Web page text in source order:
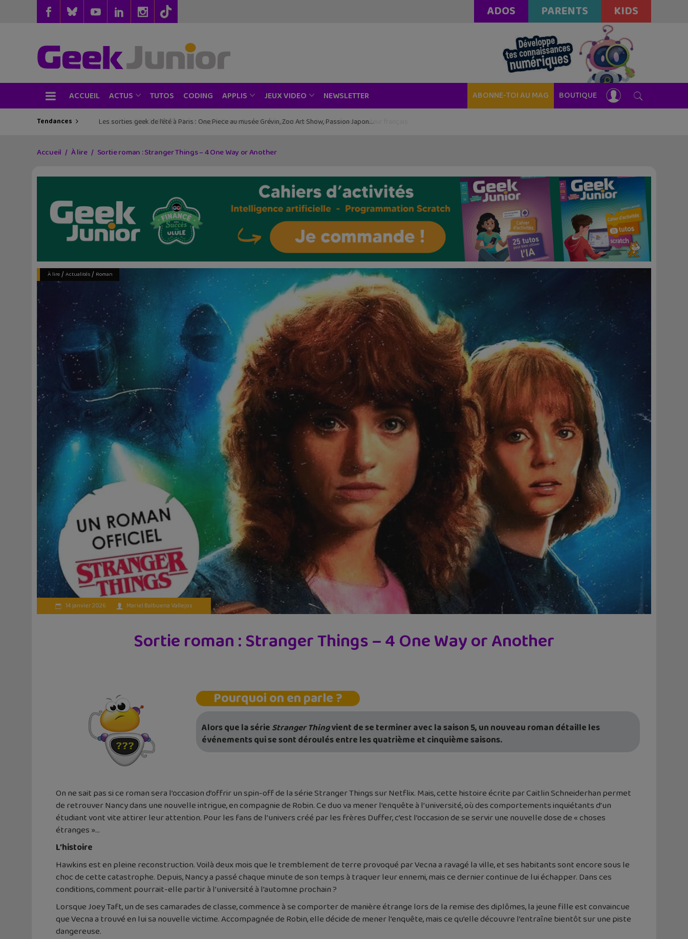
ADOS PARENTS KIDS
ACCUEIL ACTUS TUTOS CODING APPLIS JEUX VIDEO NEWSLETTER ABONNE-TOI AU MAG BOUTIQUE
Tendances Les sorties geek de l’été à Paris : One Piece au musée Grévin, Zoo Art Show, Passion Japon…
Accueil À lire Sortie roman : Stranger Things – 4 One Way or Another
À lire/ Actualités/ Roman
14 janvier 2026 Mariel Balbuena Vallejos
Sortie roman : Stranger Things – 4 One Way or Another
Pourquoi on en parle ?
Alors que la sérieStranger Thingvient de se terminer avec la saison 5, un nouveau roman détaille les
événements qui se sont déroulés entre les quatrième et cinquième saisons.
On ne sait pas si ce roman sera l’occasion d’offrir un spin-off de la série Stranger Things sur Netflix. Mais, cette histoire écrite par Caitlin Schneiderhan permet
de retrouver Nancy dans une nouvelle intrigue, en compagnie de Robin. Ce duo va mener l’enquête à l’université, où des comportements inquiétants d’un
étudiant vont vite attirer leur attention. Pour les fans de l’univers créé par les frères Duffer, c’est l’occasion de se servir une nouvelle dose de « choses
étranges »…
L’histoire
Hawkins est en pleine reconstruction. Voilà deux mois que le tremblement de terre provoqué par Vecna a ravagé la ville, et ses habitants sont encore sous le
choc de cette catastrophe. Depuis, Nancy a passé chaque minute de son temps à traquer leur ennemi, mais ce dernier continue de lui échapper. Dans ces
conditions, comment pourrait-elle partir à l’université à l’automne prochain ?
Lorsque Joey Taft, un de ses camarades de classe, commence à se comporter de manière étrange lors de la remise des diplômes, la jeune fille est convaincue
que Vecna a trouvé en lui sa nouvelle victime. Accompagnée de Robin, elle décide de mener l’enquête, mais ce qu’elle découvre l’entraîne bientôt sur une piste
dangereuse.